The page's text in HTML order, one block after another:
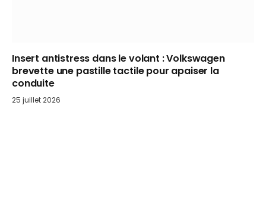
Insert antistress dans le volant : Volkswagen
brevette une pastille tactile pour apaiser la
conduite
25 juillet 2026